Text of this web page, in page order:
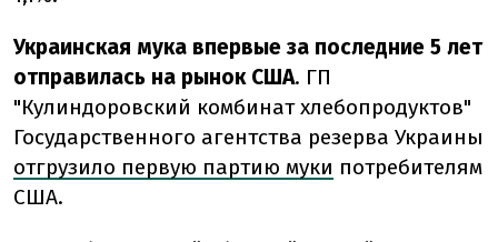
Украинская мука впервые за последние 5 лет
отправилась на рынок США. ГП
"Кулиндоровский комбинат хлебопродуктов"
Государственного агентства резерва Украины
отгрузило первую партию муки потребителям
США.